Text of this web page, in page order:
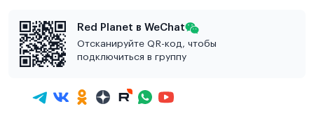
Red Planet в WeChat
Отсканируйте QR-код, чтобы
подключиться в группу